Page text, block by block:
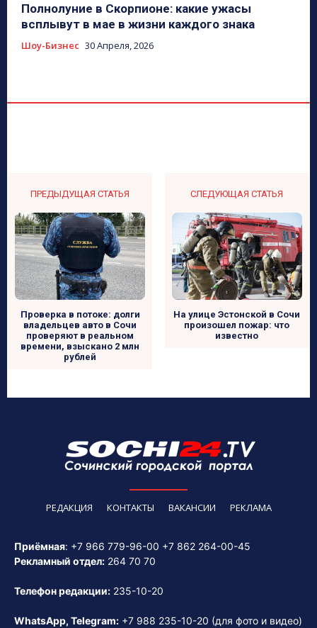
Полнолуние в Скорпионе: какие ужасы
всплывут в мае в жизни каждого знака
Шоу-Бизнес 30 Апреля, 2026
ПРЕДЫДУЩАЯ СТАТЬЯ
Проверка в потоке: долги
владельцев авто в Сочи
проверяют в реальном
времени, взыскано 2 млн
рублей
СЛЕДУЮЩАЯ СТАТЬЯ
На улице Эстонской в Сочи
произошел пожар: что
известно
РЕДАКЦИЯ КОНТАКТЫ ВАКАНСИИ РЕКЛАМА
Приёмная: +7 966 779-96-00 +7 862 264-00-45
Рекламный отдел: 264 70 70
Телефон редакции: 235-10-20
WhatsApp, Telegram: +7 988 235-10-20 (для фото и видео)